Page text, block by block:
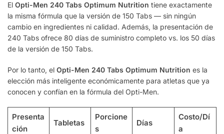
El Opti-Men 240 Tabs Optimum Nutrition tiene exactamente
la misma fórmula que la versión de 150 Tabs — sin ningún
cambio en ingredientes ni calidad. Además, la presentación de
240 Tabs ofrece 80 días de suministro completo vs. los 50 días
de la versión de 150 Tabs.
Por lo tanto, el Opti-Men 240 Tabs Optimum Nutrition es la
elección más inteligente económicamente para atletas que ya
conocen y confían en la fórmula del Opti-Men.
Presenta
ción
Tabletas
Porcione
s
Días
Costo/Dí
a